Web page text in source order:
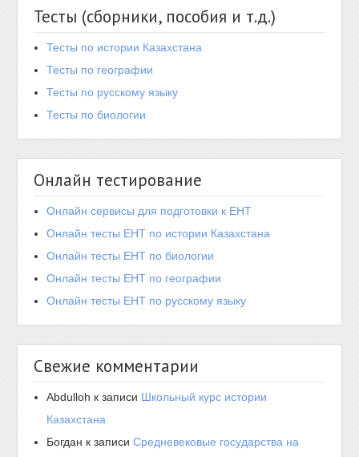
Тесты (сборники, пособия и т.д.)
Тесты по истории Казахстана
Тесты по географии
Тесты по русскому языку
Тесты по биологии
Онлайн тестирование
Онлайн сервисы для подготовки к ЕНТ
Онлайн тесты ЕНТ по истории Казахстана
Онлайн тесты ЕНТ по биологии
Онлайн тесты ЕНТ по географии
Онлайн тесты ЕНТ по русскому языку
Свежие комментарии
Abdulloh к записи Школьный курс истории
Казахстана
Богдан к записиСредневековые государства на